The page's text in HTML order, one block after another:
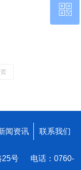
闻资讯 联系我们
25号 电话：0760-
0760-22220651
ꀥ